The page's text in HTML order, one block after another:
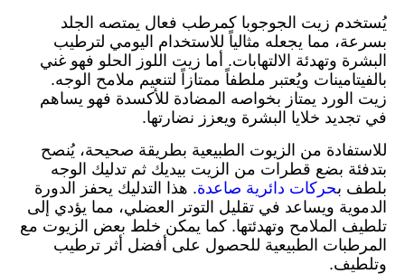
يُستخدم زيت الجوجوبا كمرطب فعال يمتصه الجلد
بسرعة، مما يجعله مثالياً للاستخدام اليومي لترطيب
البشرة وتهدئة الالتهابات. أما زيت اللوز الحلو فهو غني
بالفيتامينات ويُعتبر ملطفاً ممتازاً لتنعيم ملامح الوجه.
زيت الورد يمتاز بخواصه المضادة للأكسدة فهو يساهم
في تجديد خلايا البشرة ويعزز نضارتها.
للاستفادة من الزيوت الطبيعية بطريقة صحيحة، يُنصح
بتدفئة بضع قطرات من الزيت بيديك ثم تدليك الوجه
بلطف بحركات دائرية صاعدة. هذا التدليك يحفز الدورة
الدموية ويساعد في تقليل التوتر العضلي، مما يؤدي إلى
تلطيف الملامح وتهدئتها. كما يمكن خلط بعض الزيوت مع
المرطبات الطبيعية للحصول على أفضل أثر ترطيب
وتلطيف.